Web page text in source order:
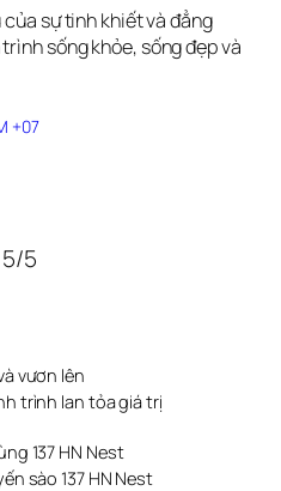
của sự tinh khiết và đẳng
sống khỏe, sống đẹp và
+07
5/5
vươn lên
trình lan tỏa giá trị
137 HN Nest
sào 137 HN Nest